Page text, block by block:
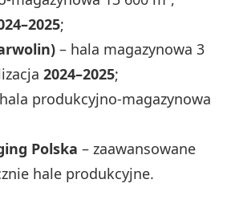
;
– hala magazynowa 3
2024–2025;
produkcyjno‑magazynowa
Polska – zaawansowane
hale produkcyjne.